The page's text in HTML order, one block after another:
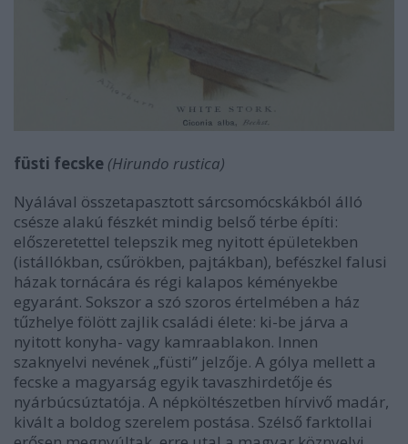
füsti fecske (Hirundo rustica)
Nyálával összetapasztott sárcsomócskákból álló
csésze alakú fészkét mindig belső térbe építi:
előszeretettel telepszik meg nyitott épületekben
(istállókban, csűrökben, pajtákban), befészkel falusi
házak tornácára és régi kalapos kéményekbe
egyaránt. Sokszor a szó szoros értelmében a ház
tűzhelye fölött zajlik családi élete: ki-be járva a
nyitott konyha- vagy kamraablakon. Innen
szaknyelvi nevének „füsti” jelzője. A gólya mellett a
fecske a magyarság egyik tavaszhirdetője és
nyárbúcsúztatója. A népköltészetben hírvivő madár,
kivált a boldog szerelem postása. Szélső farktollai